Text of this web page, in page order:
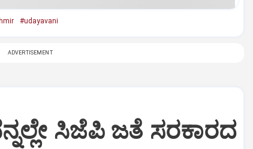
#udayavani
ADVERTISEMENT
ಸಿಜೆಪಿ ಜತೆ ಸರಕಾರದ